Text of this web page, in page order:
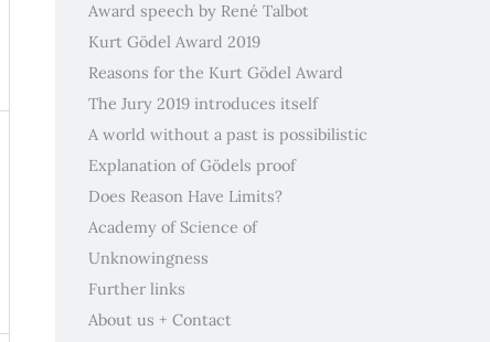
Award speech by René Talbot
Kurt Gödel Award 2019
Reasons for the Kurt Gödel Award
The Jury 2019 introduces itself
A world without a past is possibilistic
Explanation of Gödels proof
Does Reason Have Limits?
Academy of Science of
Unknowingness
Further links
About us + Contact